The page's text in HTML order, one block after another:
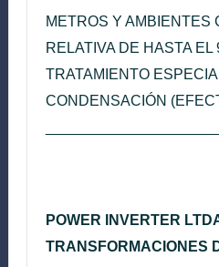
METROS Y AMBIENTES
RELATIVA DE HASTA EL
TRATAMIENTO
CONDENSACIÓN
POWER INVERTER
TRANSFORMACIONES